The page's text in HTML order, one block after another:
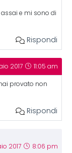
e mi sono di
Rispondi
2017 11:05 am
provato non
Rispondi
2017 8:06 pm